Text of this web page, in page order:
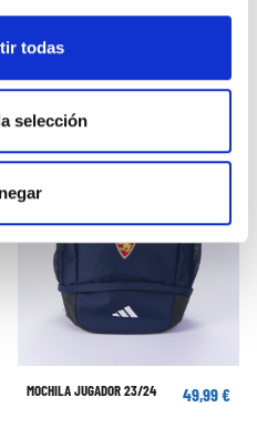
todas
selección
MOCHILA JUGADOR 23/24 49,99 €